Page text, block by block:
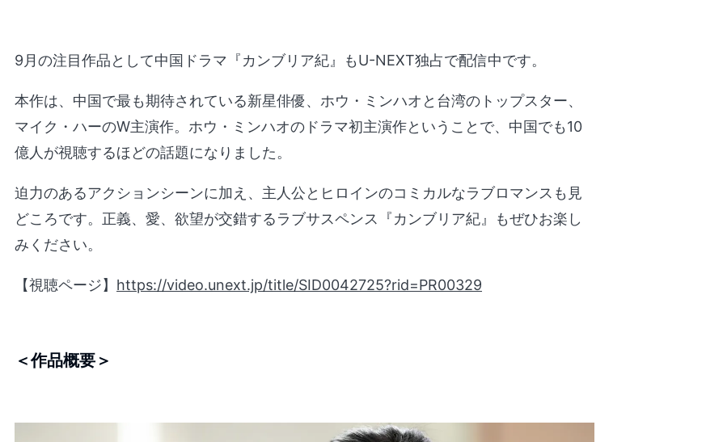
9月の注目作品として中国ドラマ『カンブリア紀』もU-NEXT独占で配信中です。
本作は、中国で最も期待されている新星俳優、ホウ・ミンハオと台湾のトップスター、
マイク・ハーのW主演作。ホウ・ミンハオのドラマ初主演作ということで、中国でも10
億人が視聴するほどの話題になりました。
迫力のあるアクションシーンに加え、主人公とヒロインのコミカルなラブロマンスも見
どころです。正義、愛、欲望が交錯するラブサスペンス『カンブリア紀』もぜひお楽し
みください。
【視聴ページ】 https://video.unext.jp/title/SID0042725?rid=PR00329
＜作品概要＞